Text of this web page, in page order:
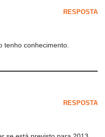
RESPOSTA
tenho conhecimento.
RESPOSTA